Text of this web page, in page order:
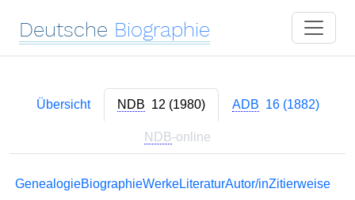
Deutsche Biographie
Übersicht NDB 12 (1980) ADB 16 (1882)
NDB-online
GenealogieBiographieWerkeLiteraturAutor/inZitierweise